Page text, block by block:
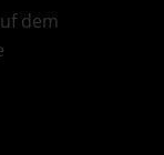
dem